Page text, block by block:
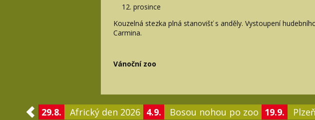
prosince
Kouzelná stezka plná stanovišť s anděly. Vystoupení
Carmina.
Vánoční zoo
29.8. Africký den 2026 4.9. Bosou nohou po zoo 19.9.